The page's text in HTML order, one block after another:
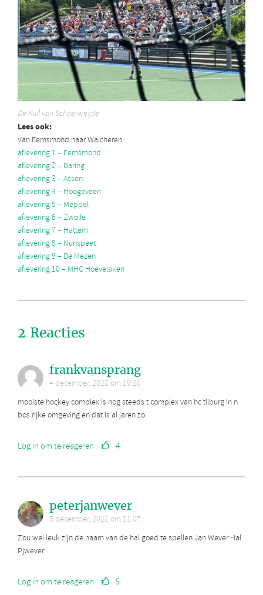
De Kuil van Schaerweijde
Lees ook:
Van Eemsmond naar Walcheren:
aflevering 1 – Eemsmond
aflevering 2 – Daring
aflevering 3 – Assen
aflevering 4 – Hoogeveen
aflevering 5 – Meppel
aflevering 6 – Zwolle
aflevering 7 – Hattem
aflevering 8 – Nunspeet
aflevering 9 – De Mezen
aflevering 10 – MHC Hoevelaken
2 Reacties
frankvansprang
4 december, 2022 om 19:20
mooiste hockey complex is nog steeds t complex van hc tilburg in n
bos rijke omgeving en dat is al jaren zo
Log in om te reageren 4
peterjanwever
5 december, 2022 om 11:07
Zou wel leuk zijn de naam van de hal goed te spellen Jan Wever Hal
Pjwever
Log in om te reageren 5